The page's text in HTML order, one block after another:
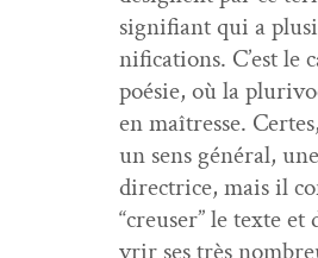
sig­nifi­ant qui a
ni­fi­ca­tions. C’est le
poésie, où la
en maîtresse.
un sens général,
direc­trice, mais il
“creuser” le texte